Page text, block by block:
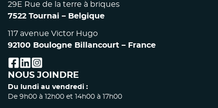
29E Rue de la terre à briques
7522 Tournai – Belgique
117 avenue Victor Hugo
92100 Boulogne Billancourt – France
facebook
linkedin
instagram
NOUS JOINDRE
Du lundi au vendredi :
De 9h00 à 12h00 et 14h00 à 17h00